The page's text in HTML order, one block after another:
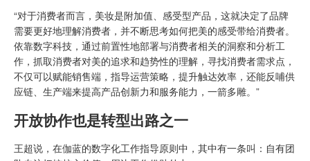
“对于消费者而言，美妆是附加值、感受型产品，这就决定了品牌
需要更好地理解消费者，并不断思考如何把美的感受带给消费者。
依靠数字科技，通过前置性地部署与消费者相关的洞察和分析工
作，抓取消费者对美的追求和趋势性的理解，寻找消费者需求点，
不仅可以赋能销售端，指导运营策略，提升触达效率，还能反哺供
应链、生产端来提高产品创新力和服务能力，一箭多雕。”
开放协作也是转型出路之一
王超说，在伽蓝的数字化工作指导原则中，其中有一条叫：自有团